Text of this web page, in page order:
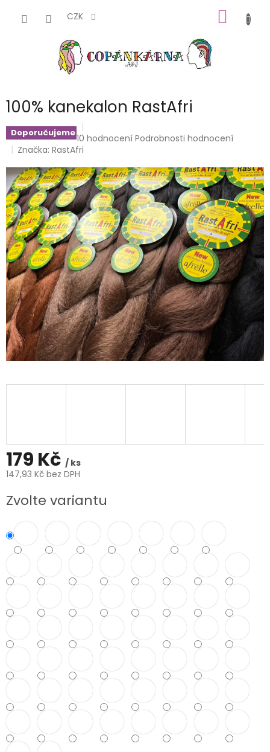
CZK
KOŠÍK
100% kanekalon RastAfri
DoporučujemePrůměrné
hodnocení
je
4,7
z
5
hvězdiček.
10 hodnocení Podrobnosti hodnocení
Značka:RastAfri
179 Kč / ks
147,93 Kč bez DPH
cena:
Zvolte variantu